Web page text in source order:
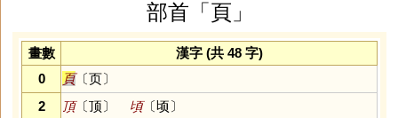
部首「頁」
畫數
漢字 (共 48 字)
0
頁〔页〕
2
頂〔顶〕 頃〔顷〕